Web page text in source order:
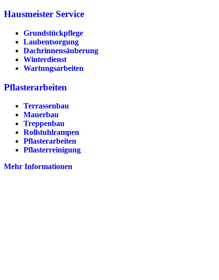
Hausmeister Service
Grundstückpflege
Laubentsorgung
Dachrinnen­säuberung
Winterdienst
Wartungsarbeiten
Pflasterarbeiten
Terrassenbau
Mauerbau
Treppenbau
Rollstuhlrampen
Pflasterarbeiten
Pflasterreinigung
Mehr Informationen